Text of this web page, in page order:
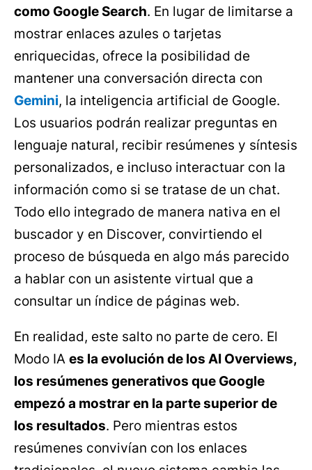
como Google Search. En lugar de limitarse a
mostrar enlaces azules o tarjetas
enriquecidas, ofrece la posibilidad de
mantener una conversación directa con
Gemini, la inteligencia artificial de Google.
Los usuarios podrán realizar preguntas en
lenguaje natural, recibir resúmenes y síntesis
personalizados, e incluso interactuar con la
información como si se tratase de un chat.
Todo ello integrado de manera nativa en el
buscador y en Discover, convirtiendo el
proceso de búsqueda en algo más parecido
a hablar con un asistente virtual que a
consultar un índice de páginas web.
En realidad, este salto no parte de cero. El
Modo IA es la evolución de los AI Overviews,
los resúmenes generativos que Google
empezó a mostrar en la parte superior de
los resultados. Pero mientras estos
resúmenes convivían con los enlaces